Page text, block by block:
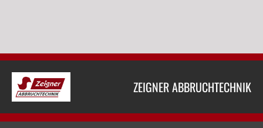
ZEIGNER ABBRUCHTECHNIK